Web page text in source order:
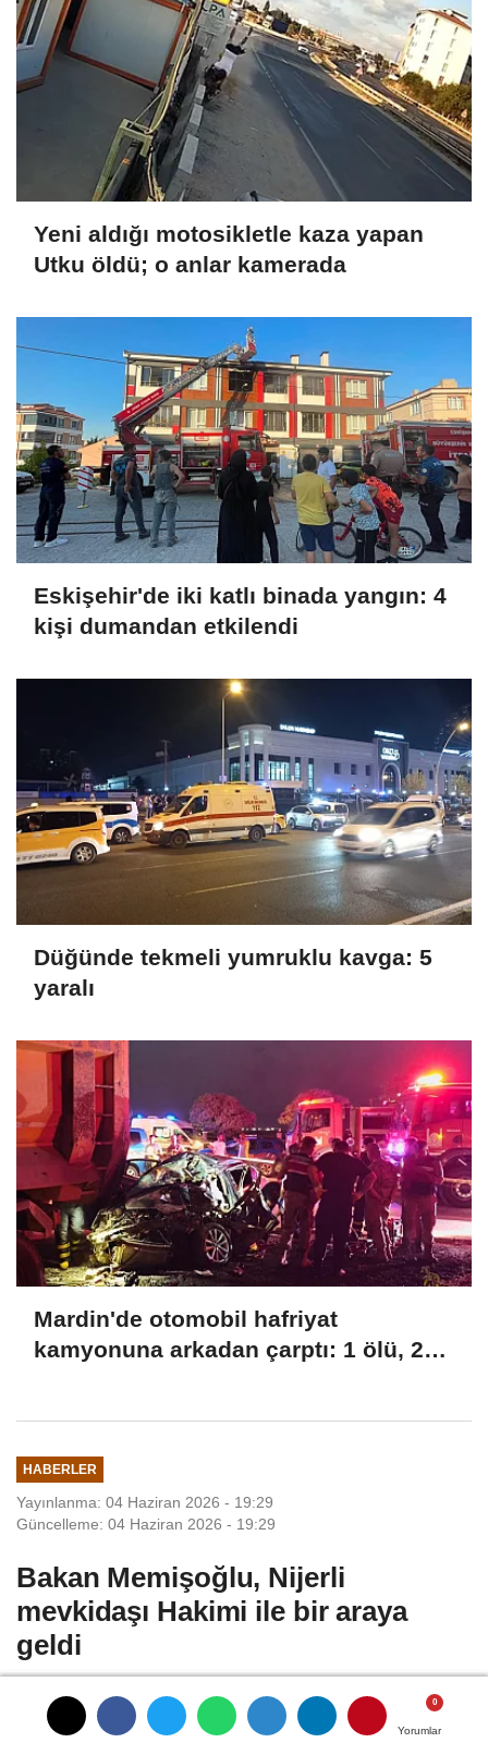
Yorumlar
Yorumlar
Yorumlar
Yeni aldığı motosikletle kaza yapan
Utku öldü; o anlar kamerada
Eskişehir'de iki katlı binada yangın: 4
kişi dumandan etkilendi
Düğünde tekmeli yumruklu kavga: 5
yaralı
Mardin'de otomobil hafriyat
kamyonuna arkadan çarptı: 1 ölü, 2
HABERLER
Yayınlanma: 04 Haziran 2026 - 19:29
Güncelleme: 04 Haziran 2026 - 19:29
Bakan Memişoğlu, Nijerli
mevkidaşı Hakimi ile bir araya
geldi
ANKARA, (DHA)- SAĞLIK Bakanı Kemal
Memişoğlu, Nijer Sağlık ve Kamu Hijyeni
Yorumlar